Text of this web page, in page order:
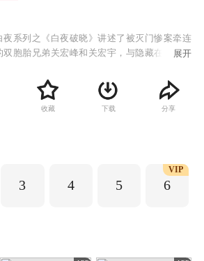
夜系列之《白夜破晓》讲述了被灭门惨案牵连
双胞胎兄弟关宏峰和关宏宇，与隐藏在暗处的
相，最终光明战胜黑暗的故事。
展开
收藏 下载 分享
3 4 5 6
VIP